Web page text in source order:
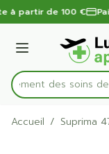
Aller au contenu
1 de 1
à partir de 100 €
Menu
Rechercher
des soins
Accueil / Suprima